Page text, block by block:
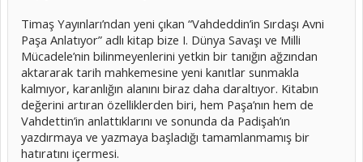
Timaş Yayınları’ndan yeni çıkan “Vahdeddin’in Sırdaşı Avni
Paşa Anlatıyor” adlı kitap bize I. Dünya Savaşı ve Milli
Mücadele’nin bilinmeyenlerini yetkin bir tanığın ağzından
aktararak tarih mahkemesine yeni kanıtlar sunmakla
kalmıyor, karanlığın alanını biraz daha daraltıyor. Kitabın
değerini artıran özelliklerden biri, hem Paşa’nın hem de
Vahdettin’in anlattıklarını ve sonunda da Padişah’ın
yazdırmaya ve yazmaya başladığı tamamlanmamış bir
hatıratını içermesi.